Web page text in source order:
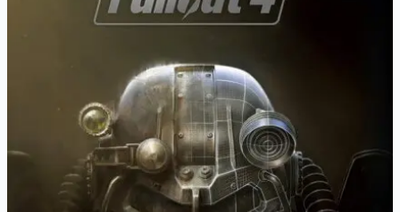
ゲーム開発者・hamatsu氏がゲームの魅力を画面や操作の
具体的な形から解き明かしていく、硬派で骨太な評論連載
です。
ゲームが変えた日本語
「経験値」「裏技」「ラスボス」… ゲームにまつわる言葉
の起源や用法の変遷を、コンピューター文化史研究家・タ
イニーP氏が徹底調査。
カテゴリ